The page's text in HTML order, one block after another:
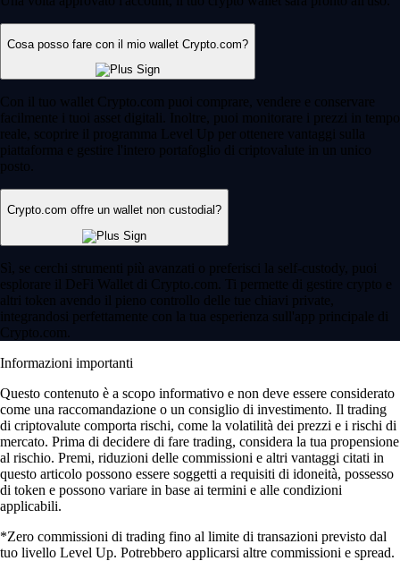
Cosa posso fare con il mio wallet Crypto.com?
Con il tuo wallet Crypto.com puoi comprare, vendere e conservare
facilmente i tuoi asset digitali. Inoltre, puoi monitorare i prezzi in tempo
reale, scoprire il programma Level Up per ottenere vantaggi sulla
piattaforma e gestire l'intero portafoglio di criptovalute in un unico
posto.
Crypto.com offre un wallet non custodial?
Sì, se cerchi strumenti più avanzati o preferisci la self-custody, puoi
esplorare il DeFi Wallet di Crypto.com. Ti permette di gestire crypto e
altri token avendo il pieno controllo delle tue chiavi private,
integrandosi perfettamente con la tua esperienza sull'app principale di
Crypto.com.
Informazioni importanti
Questo contenuto è a scopo informativo e non deve essere considerato
come una raccomandazione o un consiglio di investimento. Il trading
di criptovalute comporta rischi, come la volatilità dei prezzi e i rischi di
mercato. Prima di decidere di fare trading, considera la tua propensione
al rischio. Premi, riduzioni delle commissioni e altri vantaggi citati in
questo articolo possono essere soggetti a requisiti di idoneità, possesso
di token e possono variare in base ai termini e alle condizioni
applicabili.
*Zero commissioni di trading fino al limite di transazioni previsto dal
tuo livello Level Up. Potrebbero applicarsi altre commissioni e spread.